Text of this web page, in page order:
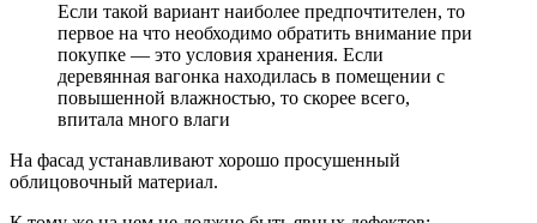
Если такой вариант наиболее предпочтителен, то
первое на что необходимо обратить внимание при
покупке — это условия хранения. Если
деревянная вагонка находилась в помещении с
повышенной влажностью, то скорее всего,
впитала много влаги
На фасад устанавливают хорошо просушенный
облицовочный материал.